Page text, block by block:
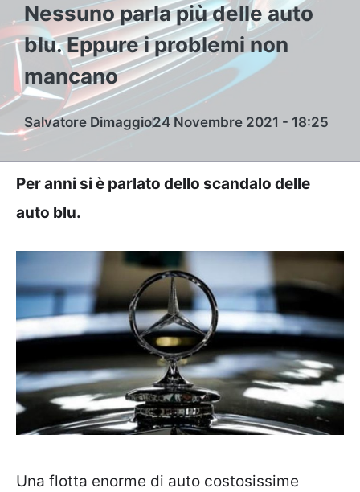
Nessuno parla più delle auto
blu. Eppure i problemi non
mancano
Salvatore Dimaggio24 Novembre 2021 - 18:25
Per anni si è parlato dello scandalo delle
auto blu.
Una flotta enorme di auto costosissime